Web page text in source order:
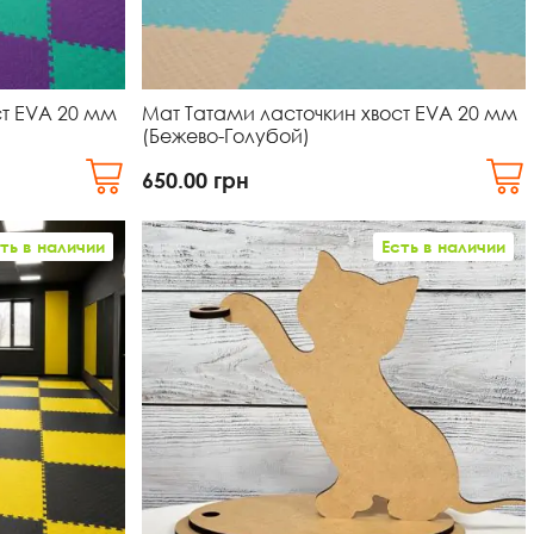
EVA 20 мм
Мат Татами ласточкин хвост EVA 20 мм
(Бежево-Голубой)
650.00 грн
в наличии Есть в наличии